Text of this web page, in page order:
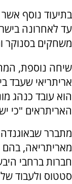
בתיעוד נוסף
עד לאחרונה
משחקים בסנוקר
שיחה נוספת,
אריתריאי שעבד
הוא עובד כנהג
האריתראים "כי
מתברר
מאריתריאה,
חברות ברחבי
סטטוס ולעבוד